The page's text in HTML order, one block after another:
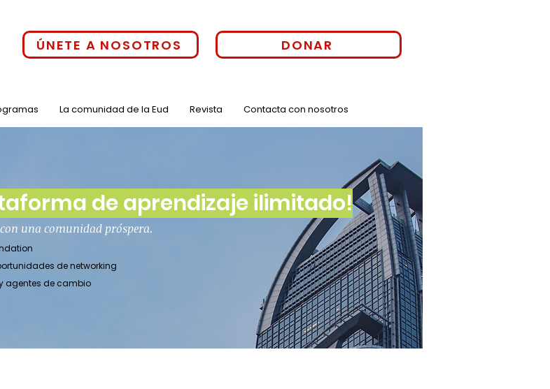
ÚNETE A NOSOTROS DONAR
La comunidad de la Eud Revista Contacta con nosotros
de aprendizaje ilimitado!
una comunidad próspera.
de networking
agentes de cambio